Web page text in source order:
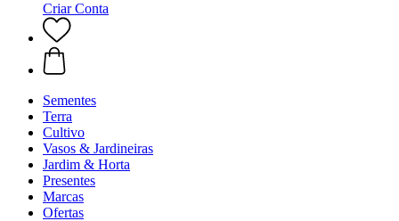
Criar Conta
Sementes
Terra
Cultivo
Vasos & Jardineiras
Jardim & Horta
Presentes
Marcas
Ofertas